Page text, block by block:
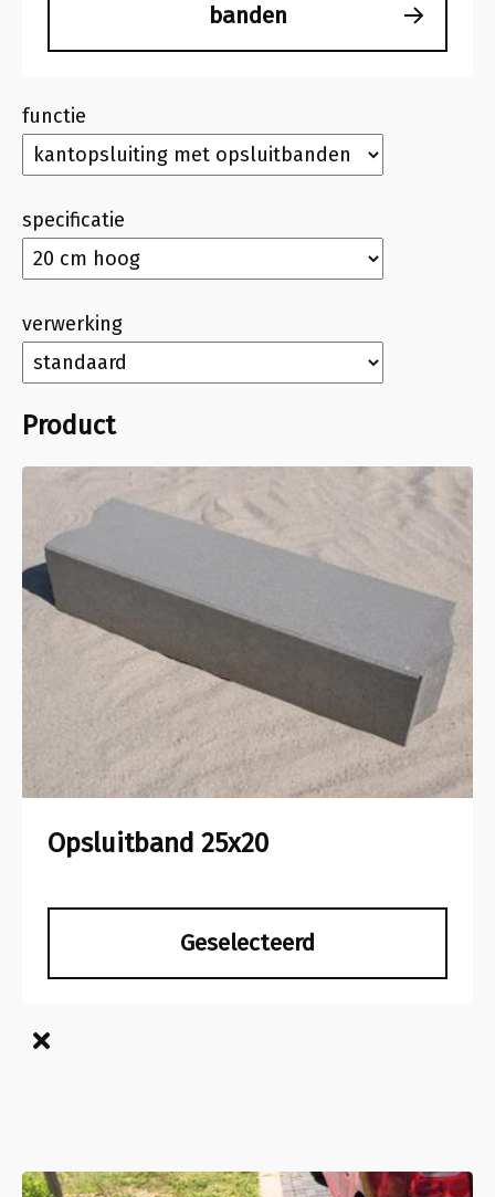
banden
functie
specificatie
verwerking
Product
Geselecteerd
Opsluitband 25x20